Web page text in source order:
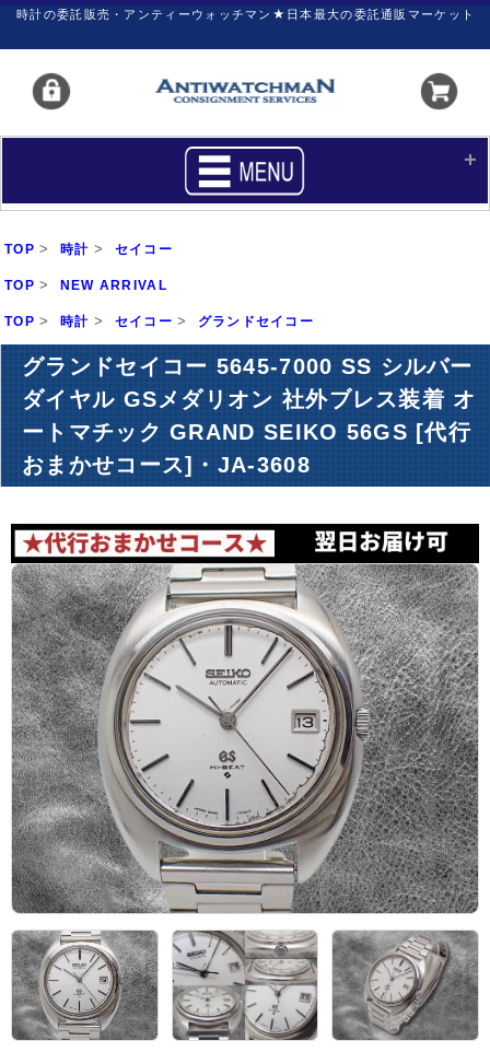
時計の委託販売・アンティーウォッチマン★日本最大の委託通販マーケット
買いたい
サポート マイページ
新着リスト 価格ダウン
価格の交渉 時計の修理
カレンダープライス ファイナルボックス
TOP > 時計 > セイコー
TOP > NEW ARRIVAL
TOP > 時計 > セイコー > グランドセイコー
グランドセイコー 5645-7000 SS シルバー
ダイヤル GSメダリオン 社外ブレス装着 オ
ートマチック GRAND SEIKO 56GS [代行
おまかせコース]・JA-3608